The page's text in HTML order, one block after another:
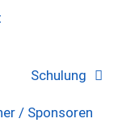
Schulung
/ Sponsoren